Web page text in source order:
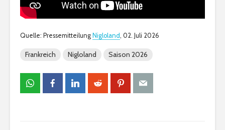
Quelle: Pressemitteilung Nigloland , 02. Juli 2026
Frankreich Nigloland Saison 2026